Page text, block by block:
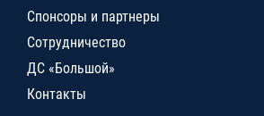
Спонсоры и партнеры
Сотрудничество
ДС «Большой»
Контакты